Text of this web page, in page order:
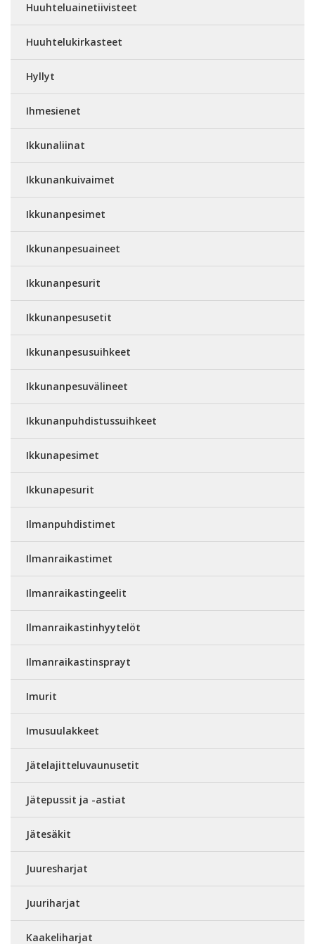
Huuhteluainetiivisteet
Huuhtelukirkasteet
Hyllyt
Ihmesienet
Ikkunaliinat
Ikkunankuivaimet
Ikkunanpesimet
Ikkunanpesuaineet
Ikkunanpesurit
Ikkunanpesusetit
Ikkunanpesusuihkeet
Ikkunanpesuvälineet
Ikkunanpuhdistussuihkeet
Ikkunapesimet
Ikkunapesurit
Ilmanpuhdistimet
Ilmanraikastimet
Ilmanraikastingeelit
Ilmanraikastinhyytelöt
Ilmanraikastinsprayt
Imurit
Imusuulakkeet
Jätelajitteluvaunusetit
Jätepussit ja -astiat
Jätesäkit
Juuresharjat
Juuriharjat
Kaakeliharjat